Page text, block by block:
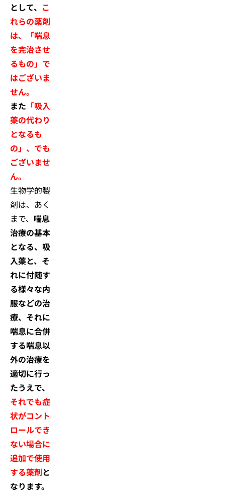
として、 こ
れらの薬剤
は、「喘息
を完治させ
るもの」で
はございま
せん。
また 「吸入
薬の代わり
となるも
の」、でも
ございませ
ん。
生物学的製
剤は、あく
まで、 喘息
治療の基本
となる、吸
入薬と、そ
れに付随す
る様々な内
服などの治
療、それに
喘息に合併
する喘息以
外の治療を
適切に行っ
たうえで、
それでも症
状がコント
ロールでき
ない場合に
追加で使用
する薬剤と
なります。